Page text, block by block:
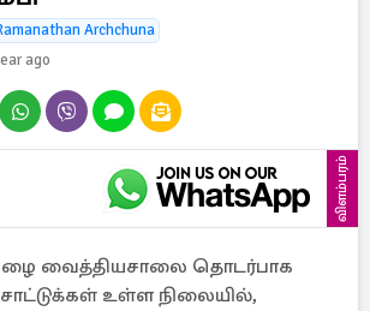
Archchuna
ago
விளம்பரம்
வைத்தியசாலை தொடர்பாக
உள்ள நிலையில்,